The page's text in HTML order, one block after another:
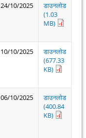
24/10/2025
डाउनलोड
(1.03
MB)
10/10/2025
डाउनलोड
(677.33
KB)
06/10/2025
डाउनलोड
(400.84
KB)